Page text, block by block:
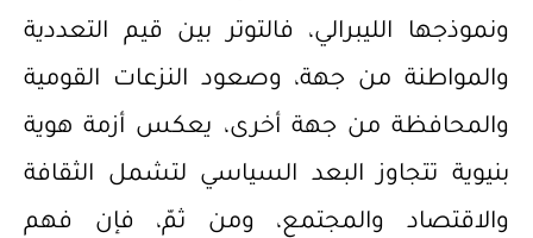
ونموذجها الليبرالي، فالتوتر بين قيم التعددية
والمواطنة من جهة، وصعود النزعات القومية
والمحافظة من جهة أخرى، يعكس أزمة هوية
بنيوية تتجاوز البعد السياسي لتشمل الثقافة
والاقتصاد والمجتمع، ومن ثمّ، فإن فهم